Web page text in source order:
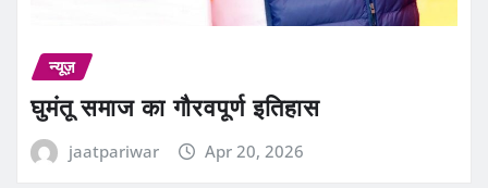
न्यूज़
घुमंतू समाज का गौरवपूर्ण इतिहास
jaatpariwar Apr 20, 2026